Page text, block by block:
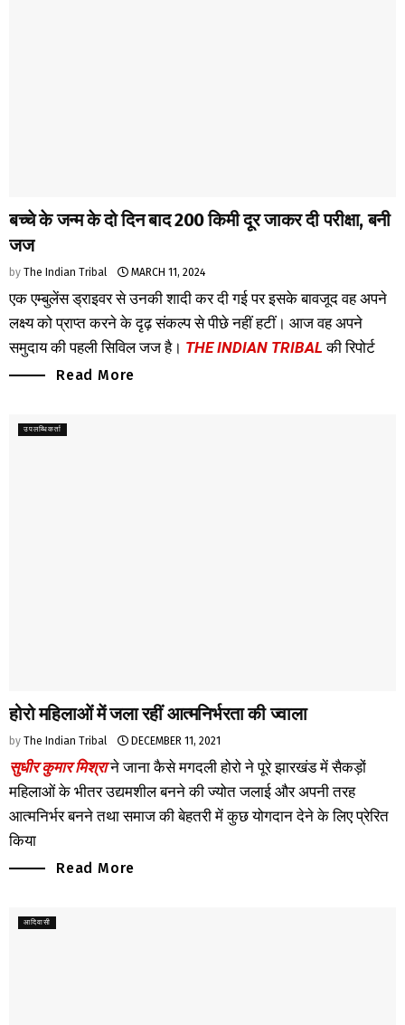
बच्चे के जन्म के दो दिन बाद 200 किमी दूर जाकर दी परीक्षा, बनी
जज
by The Indian Tribal MARCH 11, 2024
एक एम्बुलेंस ड्राइवर से उनकी शादी कर दी गई पर इसके बावजूद वह अपने
लक्ष्य को प्राप्त करने के दृढ़ संकल्प से पीछे नहीं हटीं। आज वह अपने
समुदाय की पहली सिविल जज है। THE INDIAN TRIBAL की रिपोर्ट
Read More
उपलब्धिकर्ता
होरो महिलाओं में जला रहीं आत्मनिर्भरता की ज्वाला
by The Indian Tribal DECEMBER 11, 2021
सुधीर कुमार मिश्राने जाना कैसे मगदली होरो ने पूरे झारखंड में सैकड़ों
महिलाओं के भीतर उद्यमशील बनने की ज्योत जलाई और अपनी तरह
आत्मनिर्भर बनने तथा समाज की बेहतरी में कुछ योगदान देने के लिए प्रेरित
किया
Read More
आदिवासी